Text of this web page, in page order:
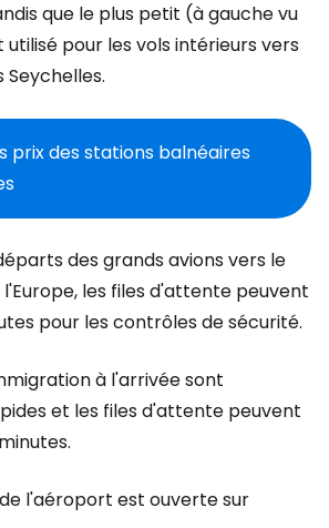
que le plus petit (à gauche vu
pour les vols intérieurs vers
Seychelles.
prix des stations balnéaires
des grands avions vers le
les files d'attente peuvent
pour les contrôles de sécurité.
à l'arrivée sont
et les files d'attente peuvent
l'aéroport est ouverte sur